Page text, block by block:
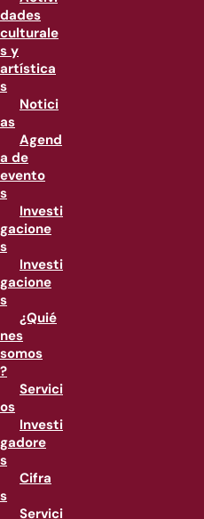
dades
culturale
s y
artística
s
Notici
as
Agend
a de
evento
s
Investi
gacione
s
Investi
gacione
s
¿Quié
nes
somos
?
Servici
os
Investi
gadore
s
Cifra
s
Servici